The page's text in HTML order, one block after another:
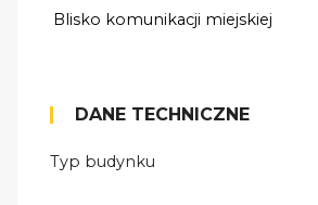
Blisko komunikacji miejskiej
DANE TECHNICZNE
Typ budynku